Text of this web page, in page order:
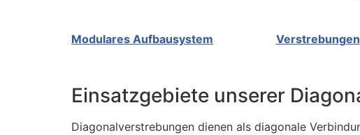
Modulares Aufbausystem Verstrebungen
Einsatzgebiete unserer
Diagonalverstrebungen dienen als diagonale